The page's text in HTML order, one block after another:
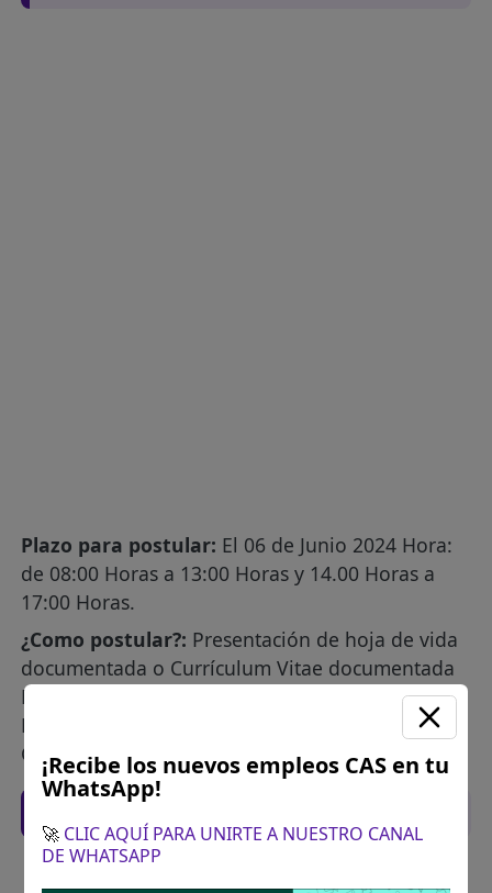
Plazo para postular: El 06 de Junio 2024 Hora:
de 08:00 Horas a 13:00 Horas y 14.00 Horas a
17:00 Horas.
¿Como postular?: Presentación de hoja de vida
documentada o Currículum Vitae documentada
Por Mesa de Partes de la Municipalidad
Provincial de Anta, que será derivado a la
Comisión de Evaluadora.
¡Recibe los nuevos empleos CAS en tu
WhatsApp!
🚀 CLIC AQUÍ PARA UNIRTE A NUESTRO CANAL
DE WHATSAPP